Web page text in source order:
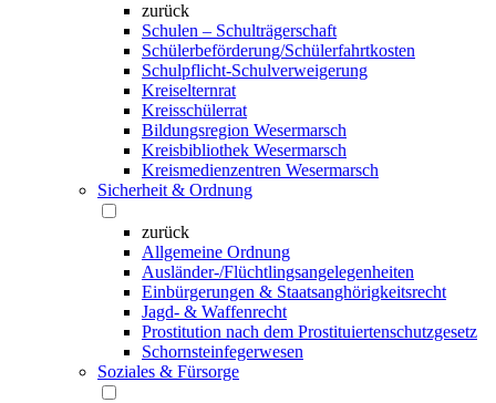
zurück
Schulen – Schulträgerschaft
Schülerbeförderung/Schülerfahrtkosten
Schulpflicht-Schulverweigerung
Kreiselternrat
Kreisschülerrat
Bildungsregion Wesermarsch
Kreisbibliothek Wesermarsch
Kreismedienzentren Wesermarsch
Sicherheit & Ordnung
zurück
Allgemeine Ordnung
Ausländer-/Flüchtlingsangelegenheiten
Einbürgerungen & Staatsanghörigkeitsrecht
Jagd- & Waffenrecht
Prostitution nach dem Prostituiertenschutzgesetz
Schornsteinfegerwesen
Soziales & Fürsorge